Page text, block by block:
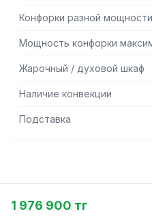
Конфорки разной мощности
Мощность конфорки
Жарочный / духовой шкаф
Наличие конвекции
Подставка
1 976 900 тг